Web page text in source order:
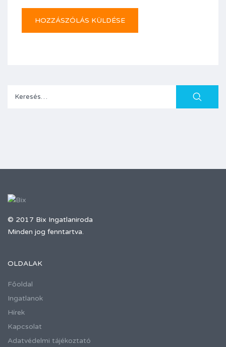
Keresés:
© 2017 Bix Ingatlaniroda
Minden jog fenntartva.
OLDALAK
Főoldal
Ingatlanok
Hírek
Kapcsolat
Adatvédelmi tájékoztató